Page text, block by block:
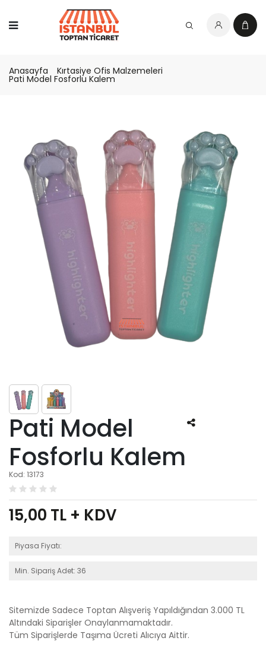
Anasayfa Kırtasiye Ofis Malzemeleri
Pati Model Fosforlu Kalem
Pati Model
Fosforlu Kalem
Kod: 13173
15,00 TL + KDV
Piyasa Fiyatı:
Min. Sipariş Adet: 36
Sitemizde Sadece Toptan Alışveriş Yapıldığından 3.000 TL
Altındaki Siparişler Onaylanmamaktadır.
Tüm Siparişlerde Taşıma Ücreti Alıcıya Aittir.